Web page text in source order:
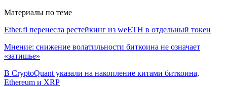
Материалы по теме
Ether.fi перенесла рестейкинг из weETH в отдельный токен
Мнение: снижение волатильности биткоина не означает
«затишье»
В CryptoQuant указали на накопление китами биткоина,
Ethereum и XRP